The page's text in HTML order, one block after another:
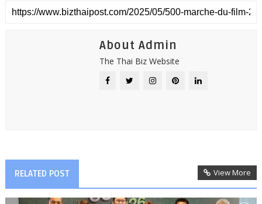
About Admin
The Thai Biz Website
RELATED POST View More